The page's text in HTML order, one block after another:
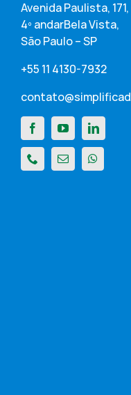
Avenida Paulista, 171,
4º andarBela Vista,
São Paulo – SP
+55 11 4130-7932